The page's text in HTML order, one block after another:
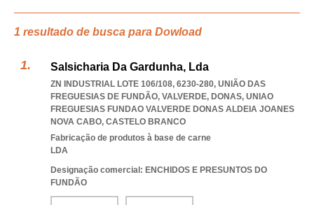
1 resultado de busca para Dowload
Salsicharia Da Gardunha, Lda
ZN INDUSTRIAL LOTE 106/108, 6230-280, UNIÃO DAS
FREGUESIAS DE FUNDÃO, VALVERDE, DONAS, UNIAO
FREGUESIAS FUNDAO VALVERDE DONAS ALDEIA JOANES
NOVA CABO, CASTELO BRANCO
Fabricação de produtos à base de carne
LDA
Designação comercial: ENCHIDOS E PRESUNTOS DO
FUNDÃO